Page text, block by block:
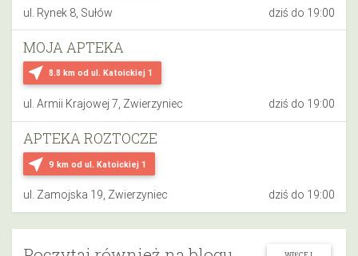
ul. Rynek 8, Sułów dziś do 19:00
near_me 8.8 km od ul. Katoickiej 1
MOJA APTEKA
ul. Armii Krajowej 7, Zwierzyniec dziś do 19:00
near_me 9 km od ul. Katoickiej 1
APTEKA ROZTOCZE
ul. Zamojska 19, Zwierzyniec dziś do 19:00